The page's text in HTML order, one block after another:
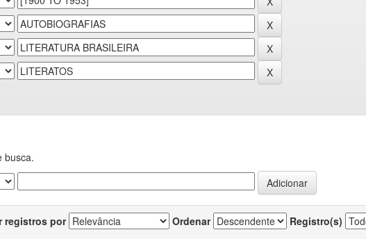
busca.
registros por Ordenar Registro(s)